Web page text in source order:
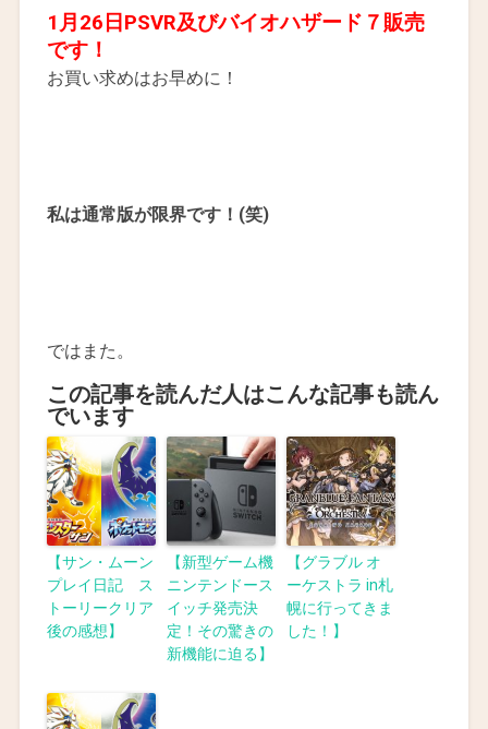
1月26日PSVR及びバイオハザード７販売
です！
お買い求めはお早めに！
私は通常版が限界です！(笑)
ではまた。
この記事を読んだ人はこんな記事も読ん
でいます
【サン・ムーン
プレイ日記 ス
トーリークリア
後の感想】
【新型ゲーム機
ニンテンドース
イッチ発売決
定！その驚きの
新機能に迫る】
【グラブル オ
ーケストラ in札
幌に行ってきま
した！】